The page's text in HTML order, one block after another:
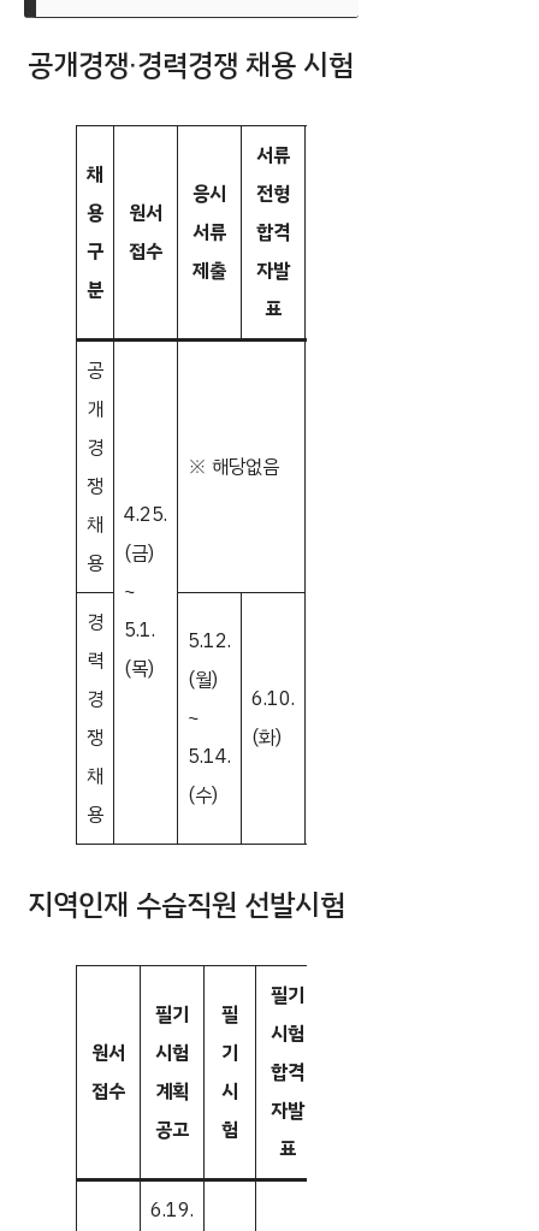
공개경쟁∙경력경쟁 채용 시험
채
용
구
분
원서
접수
응시
서류
제출
서류
전형
합격
자발
표
공
개
경
쟁
채
용
4.25.
(금)
~
5.1.
(목)
※ 해당없음
경
력
경
쟁
채
용
5.12.
(월)
~
5.14.
(수)
6.10.
(화)
지역인재 수습직원 선발시험
원서
접수
필기
시험
계획
공고
필
기
시
험
필기
시험
합격
자발
표
6.19.